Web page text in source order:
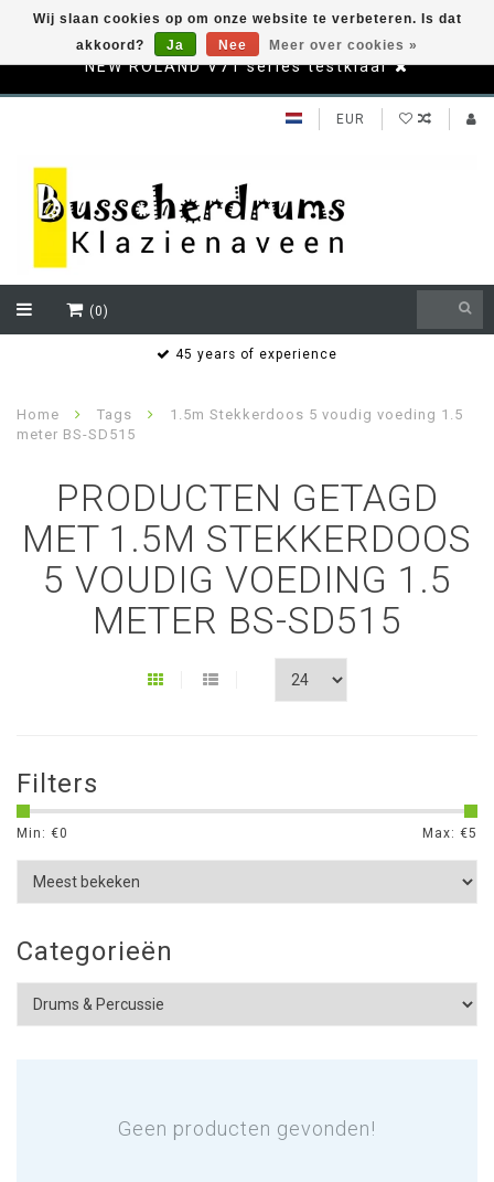
NEW ROLAND V71 series testklaar
EUR
(0)
45 years of experience
Home Tags
1.5m Stekkerdoos 5 voudig voeding 1.5
meter BS-SD515
PRODUCTEN GETAGD
MET 1.5M STEKKERDOOS
5 VOUDIG VOEDING 1.5
METER BS-SD515
Filters
Min: €0 Max: €5
Categorieën
Geen producten gevonden!
Wij slaan cookies op om onze website te verbeteren. Is dat
akkoord?
Ja Nee Meer over cookies »